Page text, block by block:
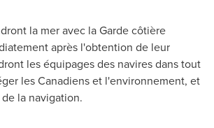
la mer avec la Garde côtière
après l'obtention de leur
les équipages des navires dans tout
les Canadiens et l'environnement, et
la navigation.